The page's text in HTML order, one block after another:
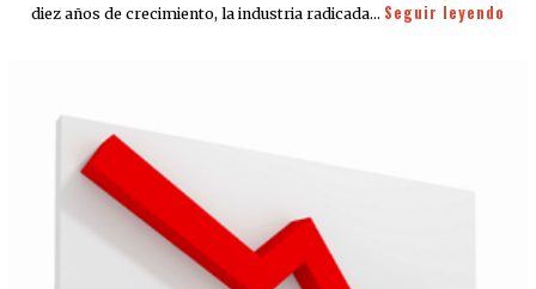
diez años de crecimiento, la industria radicada… Seguir leyendo